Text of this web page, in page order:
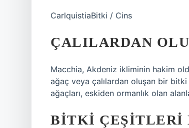
CarlquistiaBitki / Cins
ÇALILARDAN
Macchia, Akdeniz ikliminin hakim
ağaç veya çalılardan oluşan bir
ağaçları, eskiden ormanlık olan
BITKI ÇEŞITLERI